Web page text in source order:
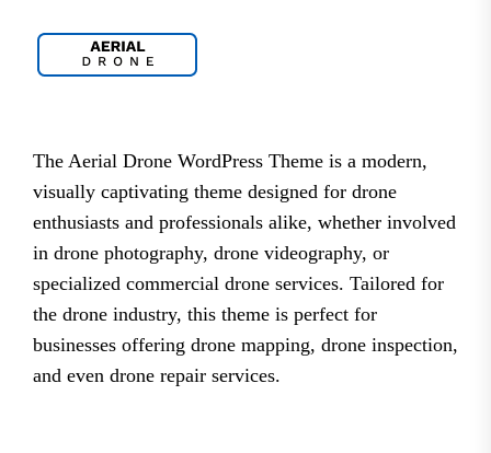
The Aerial Drone WordPress Theme is a modern,
visually captivating theme designed for drone
enthusiasts and professionals alike, whether involved
in drone photography, drone videography, or
specialized commercial drone services. Tailored for
the drone industry, this theme is perfect for
businesses offering drone mapping, drone inspection,
and even drone repair services.